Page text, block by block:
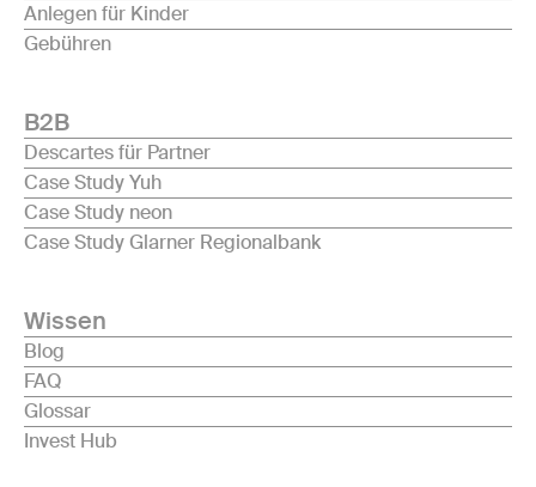
Anlegen für Kinder
Gebühren
B2B
Descartes für Partner
Case Study Yuh
Case Study neon
Case Study Glarner Regionalbank
Wissen
Blog
FAQ
Glossar
Invest Hub